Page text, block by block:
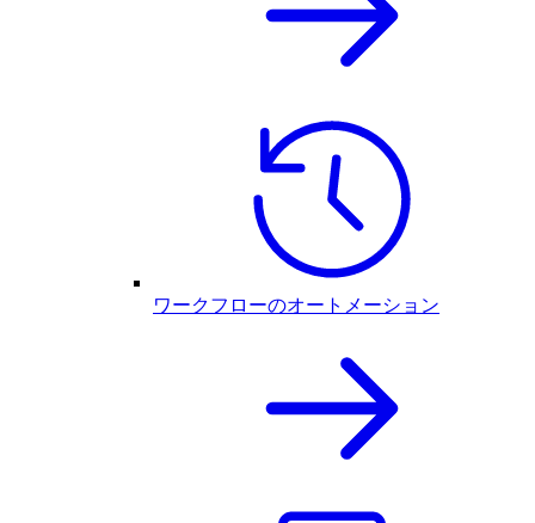
ワークフローのオートメーション